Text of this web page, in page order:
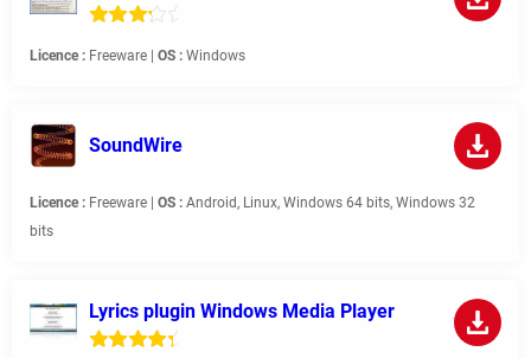
Licence : Freeware | OS : Windows
SoundWire
Licence : Freeware | OS : Android, Linux, Windows 64 bits, Windows 32
bits
Lyrics plugin Windows Media Player